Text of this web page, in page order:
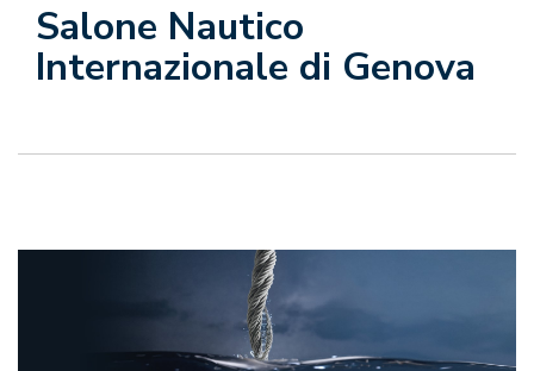
Salone Nautico
Internazionale di Genova